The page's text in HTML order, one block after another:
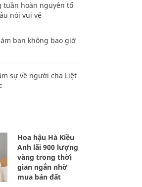
tuần hoàn nguyên tố
nói vui vẻ
bạn không bao giờ
sự về người cha Liệt
Hoa hậu Hà Kiều
Anh lãi 900 lượng
vàng trong thời
gian ngắn nhờ
mua bán đất